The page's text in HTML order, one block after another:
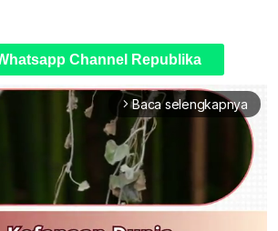
Channel Republika
arrow_forward_ios Baca selengkapnya